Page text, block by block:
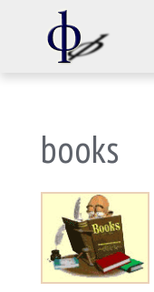
books